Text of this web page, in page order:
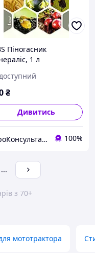
Піногасник
1 л
₴
Дивитись
АгроКонсультант 100%
...
з 70+
мототрактора